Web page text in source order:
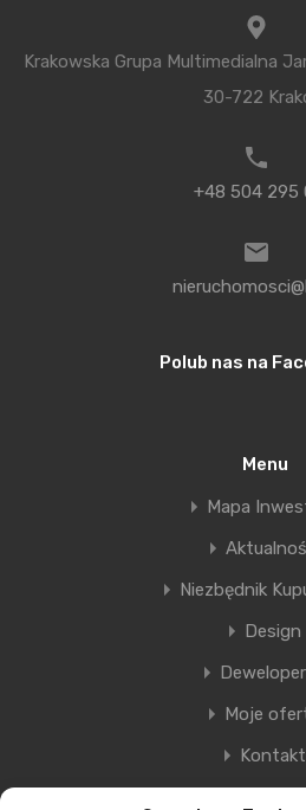
Krakowska Grupa Multimedialna
30-722
+48 504 295
Polub nas na
Menu
Mapa
Niezbędnik
Design
Moje
Kontakt